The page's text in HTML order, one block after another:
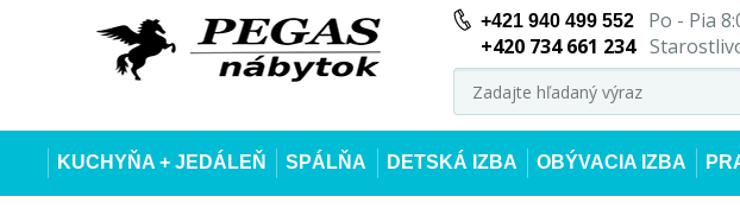
+421 940 499 552
Po - Pia
+420 734 661 234
KUCHYŇA + JEDÁLEŇ SPÁLŇA DETSKÁ IZBA OBÝVACIA IZBA